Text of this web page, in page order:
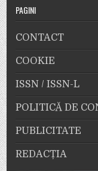
PAGINI
CONTACT
COOKIE
ISSN / ISSN-L
POLITICĂ DE
PUBLICITATE
REDACȚIA